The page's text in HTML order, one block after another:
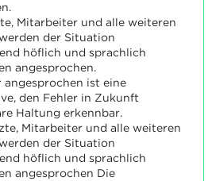
Mitarbeiter und alle weiteren
der Situation
höflich und sprachlich
angesprochen.
angesprochen ist eine
den Fehler in Zukunft
Haltung erkennbar.
Mitarbeiter und alle weiteren
der Situation
höflich und sprachlich
angesprochen Die